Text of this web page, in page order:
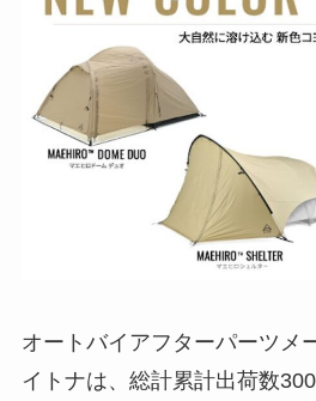
オートバイアフターパーツメ
イトナは、総計累計出荷数